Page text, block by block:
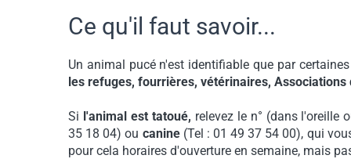
Ce qu'il faut savoir...
Un animal pucé n'est identifiable que par certaines
les refuges, fourrières, vétérinaires,
Si l'animal est tatoué, relevez le n° (dans l'oreille
35 18 04) ou canine(Tel : 01 49 37 54 00), qui
pour cela horaires d'ouverture en semaine, mais